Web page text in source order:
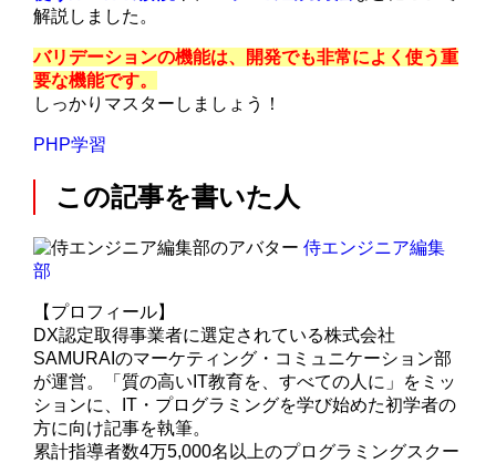
解説しました。
バリデーションの機能は、開発でも非常によく使う重
要な機能です。
しっかりマスターしましょう！
PHP学習
この記事を書いた人
侍エンジニア編集
部
【プロフィール】
DX認定取得事業者に選定されている株式会社
SAMURAIのマーケティング・コミュニケーション部
が運営。「質の高いIT教育を、すべての人に」をミッ
ションに、IT・プログラミングを学び始めた初学者の
方に向け記事を執筆。
累計指導者数4万5,000名以上のプログラミングスクー